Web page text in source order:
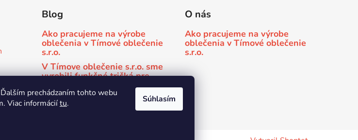
prechádzaním tohto webu
Viac informáciítu. Súhlasím
Blog
Ako pracujeme na výrobe
oblečenia v Tímové oblečenie
s.r.o.
V Tímove oblečenie s.r.o. sme
vyrobili funkčné tričká pre
športový klub kickboxu Minda
Gym Bratislava
O nás
Ako pracujeme na výrobe
oblečenia v Tímové oblečenie
s.r.o.